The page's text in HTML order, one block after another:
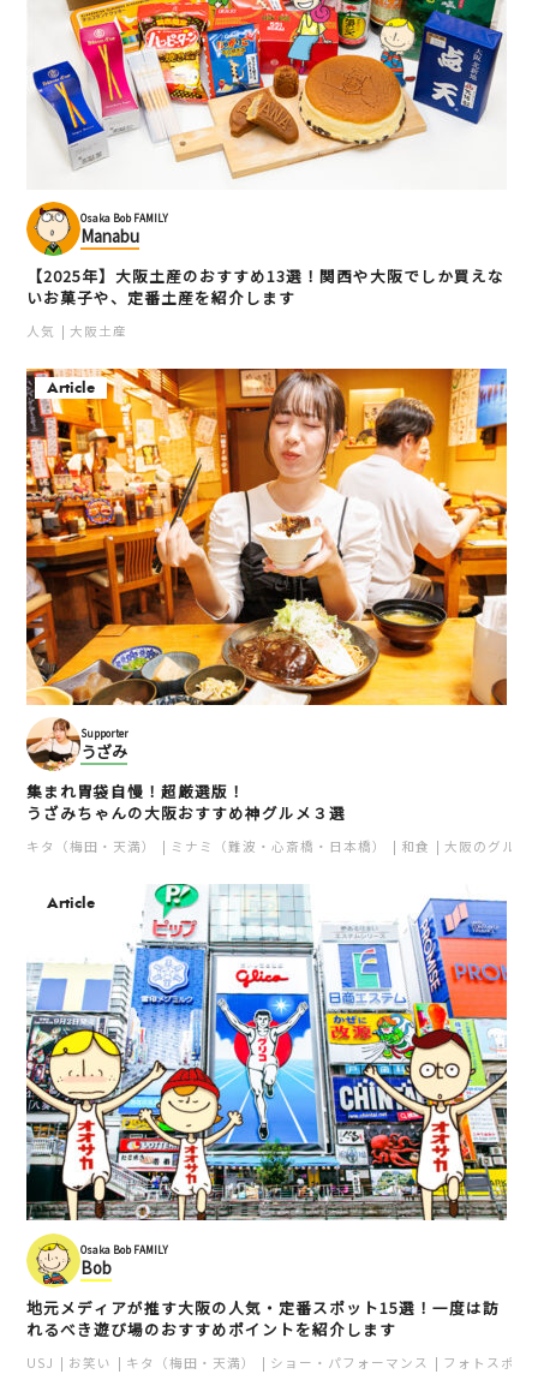
Osaka Bob FAMILY
Manabu
【2025年】大阪土産のおすすめ13選！関西や大阪でしか買えな
いお菓子や、定番土産を紹介します
人気 大阪土産
Article
Supporter
うざみ
集まれ胃袋自慢！超厳選版！
うざみちゃんの大阪おすすめ神グルメ３選
キタ（梅田・天満） ミナミ（難波・心斎橋・日本橋） 和食 大阪のグルメ
Article
Osaka Bob FAMILY
Bob
地元メディアが推す大阪の人気・定番スポット15選！一度は訪
れるべき遊び場のおすすめポイントを紹介します
USJ お笑い キタ（梅田・天満） ショー・パフォーマンス フォトスポッ